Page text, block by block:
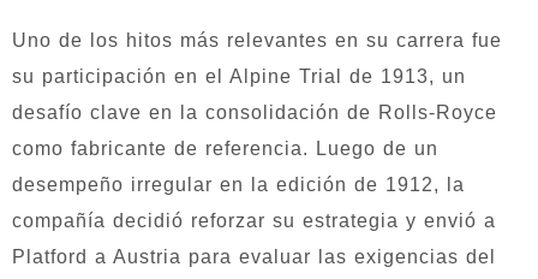
Uno de los hitos más relevantes en su carrera fue
su participación en el Alpine Trial de 1913, un
desafío clave en la consolidación de Rolls-Royce
como fabricante de referencia. Luego de un
desempeño irregular en la edición de 1912, la
compañía decidió reforzar su estrategia y envió a
Platford a Austria para evaluar las exigencias del